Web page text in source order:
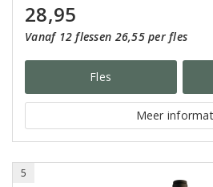
28,95
Vanaf 12 flessen 26,55 per fles
Fles
Meer
5